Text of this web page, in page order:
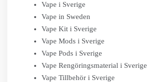
Vape i Sverige
Vape in Sweden
Vape Kit i Sverige
Vape Mods i Sverige
Vape Pods i Sverige
Vape Rengöringsmaterial i Sverige
Vape Tillbehör i Sverige